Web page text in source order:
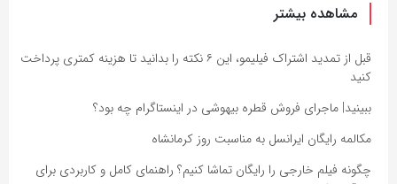
مشاهده بیشتر
قبل از تمدید اشتراک فیلیمو، این ۶ نکته را بدانید تا هزینه کمتری پرداخت
کنید
ببینید| ماجرای فروش قطره بیهوشی در اینستاگرام چه بود؟
مکالمه رایگان ایرانسل به مناسبت روز کرمانشاه
چگونه فیلم خارجی را رایگان تماشا کنیم؟ راهنمای کامل و کاربردی برای